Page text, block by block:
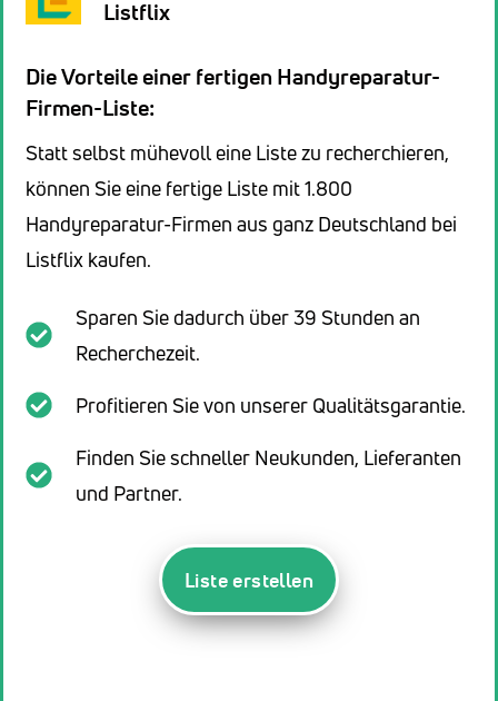
Listflix
Die Vorteile einer fertigen Handyreparatur-
Firmen-Liste:
Statt selbst mühevoll eine Liste zu recherchieren,
können Sie eine fertige Liste mit 1.800
Handyreparatur-Firmen aus ganz Deutschland bei
Listflix kaufen.
Sparen Sie dadurch über 39 Stunden an
Recherchezeit.
Profitieren Sie von unserer Qualitätsgarantie.
Finden Sie schneller Neukunden, Lieferanten
und Partner.
Liste erstellen